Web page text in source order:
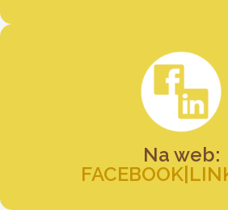
Na web:
FACEBOOK